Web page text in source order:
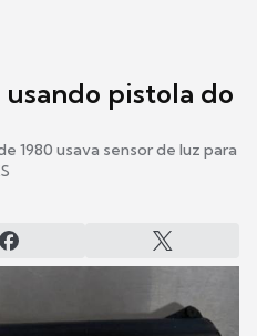
usando pistola do
1980 usava sensor de luz para